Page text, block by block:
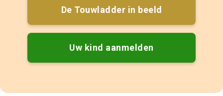
De Touwladder in beeld
Uw kind aanmelden